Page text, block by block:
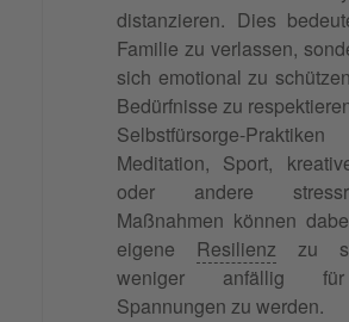
distanzieren. Dies
Familie zu verlassen,
sich emotional zu
Bedürfnisse zu
Selbstfürsorge-
Meditation, Sport,
oder andere
Maßnahmen können
eigene Resilienz zu
weniger anfällig
Spannungen zu werden.